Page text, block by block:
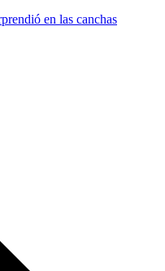
en las canchas